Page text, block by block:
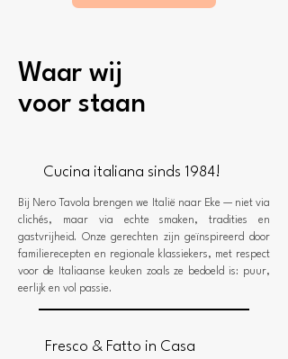
Waar wij
voor staan
Cucina italiana sinds 1984!
Bij Nero Tavola brengen we Italië naar Eke — niet via
clichés, maar via echte smaken, tradities en
gastvrijheid. Onze gerechten zijn geïnspireerd door
familierecepten en regionale klassiekers, met respect
voor de Italiaanse keuken zoals ze bedoeld is: puur,
eerlijk en vol passie.
Fresco & Fatto in Casa